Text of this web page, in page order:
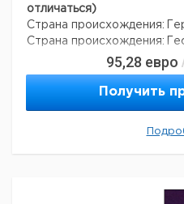
отличаться)
Страна происхождения:
Страна происхождения:
95,28 евро
Получить